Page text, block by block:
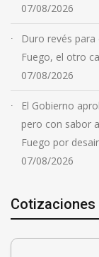
07/08/2026
Duro revés
Fuego, el otro
07/08/2026
El Gobierno
pero con sabor
Fuego por
07/08/2026
Cotizaciones